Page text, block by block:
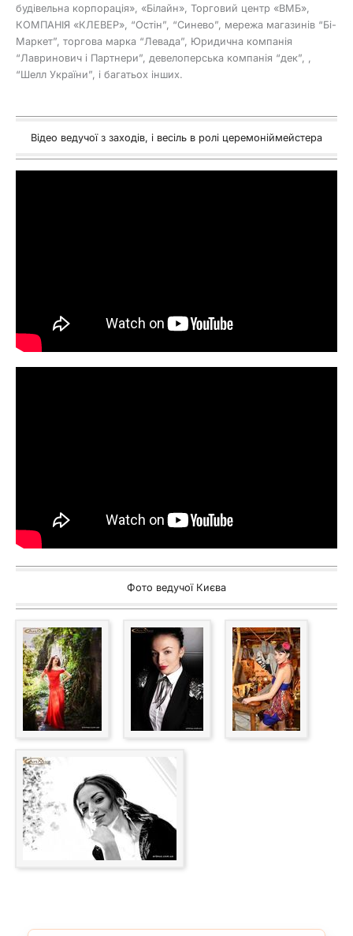
будівельна корпорація», «Білайн», Торговий центр «ВМБ»,
КОМПАНІЯ «КЛЕВЕР», “Остін”, “Синево”, мережа магазинів “Бі-
Маркет”, торгова марка “Левада”, Юридична компанія
“Лавринович і Партнери”, девелоперська компанія “дек”, ,
“Шелл України”, і багатьох інших.
Відео ведучої з заходів, і весіль в ролі церемоніймейстера
Фото ведучої Києва